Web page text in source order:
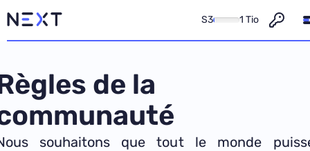
S3 1 Tio
de la
souhaitons que tout le monde